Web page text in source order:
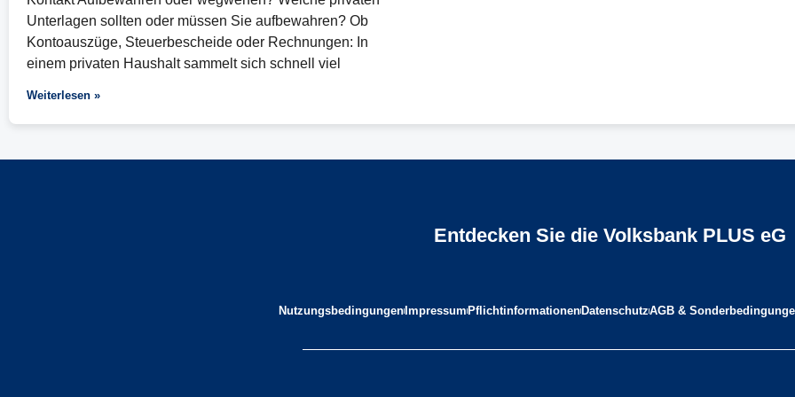
Unterlagen sollten oder müssen Sie aufbewahren? Ob
Kontoauszüge, Steuerbescheide oder Rechnungen: In
einem privaten Haushalt sammelt sich schnell viel
Weiterlesen »
Entdecken Sie die Volksbank PLUS eG
Nutzungsbedingungen ImpressumPflichtinformationenDatenschutzAGB &